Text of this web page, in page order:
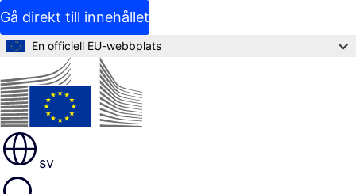
Gå direkt till innehållet
En officiell EU-webbplats
sv